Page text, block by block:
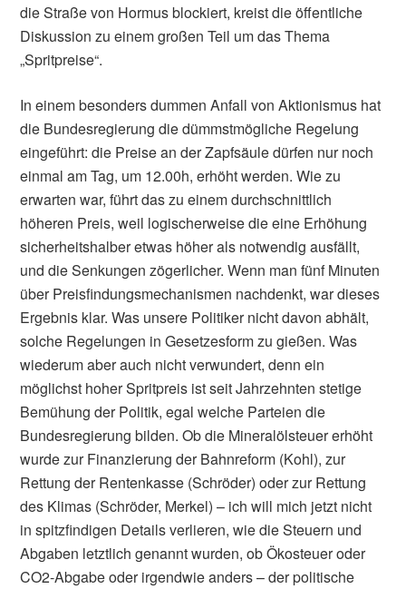
die Straße von Hormus blockiert, kreist die öffentliche
Diskussion zu einem großen Teil um das Thema
„Spritpreise“.
In einem besonders dummen Anfall von Aktionismus hat
die Bundesregierung die dümmstmögliche Regelung
eingeführt: die Preise an der Zapfsäule dürfen nur noch
einmal am Tag, um 12.00h, erhöht werden. Wie zu
erwarten war, führt das zu einem durchschnittlich
höheren Preis, weil logischerweise die eine Erhöhung
sicherheitshalber etwas höher als notwendig ausfällt,
und die Senkungen zögerlicher. Wenn man fünf Minuten
über Preisfindungsmechanismen nachdenkt, war dieses
Ergebnis klar. Was unsere Politiker nicht davon abhält,
solche Regelungen in Gesetzesform zu gießen. Was
wiederum aber auch nicht verwundert, denn ein
möglichst hoher Spritpreis ist seit Jahrzehnten stetige
Bemühung der Politik, egal welche Parteien die
Bundesregierung bilden. Ob die Mineralölsteuer erhöht
wurde zur Finanzierung der Bahnreform (Kohl), zur
Rettung der Rentenkasse (Schröder) oder zur Rettung
des Klimas (Schröder, Merkel) – ich will mich jetzt nicht
in spitzfindigen Details verlieren, wie die Steuern und
Abgaben letztlich genannt wurden, ob Ökosteuer oder
CO2-Abgabe oder irgendwie anders – der politische